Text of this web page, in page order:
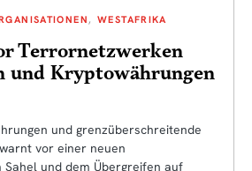
WESTAFRIKA
Terrornetzwerken
und Kryptowährungen
und grenzüberschreitende
vor einer neuen
Sahel und dem Übergreifen auf